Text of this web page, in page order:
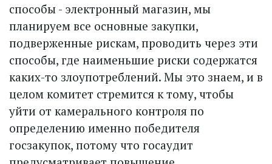
способы - электронный магазин, мы
планируем все основные закупки,
подверженные рискам, проводить через эти
способы, где наименьшие риски содержатся
каких-то злоупотреб­лений. Мы это знаем, и в
целом комитет стремится к тому, чтобы
уйти от камерального контроля по
определению именно победителя
госзакупок, потому что госаудит